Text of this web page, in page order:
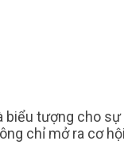
biểu tượng cho
chỉ mở ra cơ